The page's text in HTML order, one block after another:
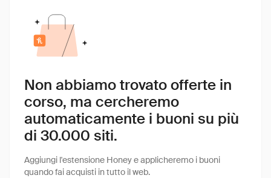
Non abbiamo trovato offerte in
corso, ma cercheremo
automaticamente i buoni su più
di 30.000 siti.
Aggiungi l'estensione Honey e applicheremo i buoni
quando fai acquisti in tutto il web.